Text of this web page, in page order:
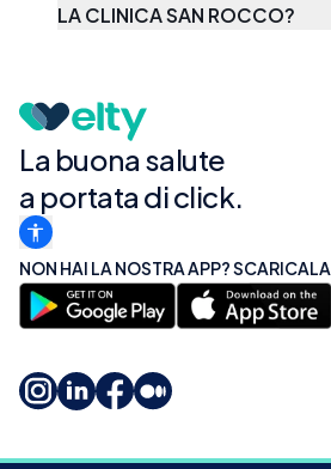
LA CLINICA SAN ROCCO?
La buona salute
a portata di click.
NON HAI LA NOSTRA APP? SCARICALA